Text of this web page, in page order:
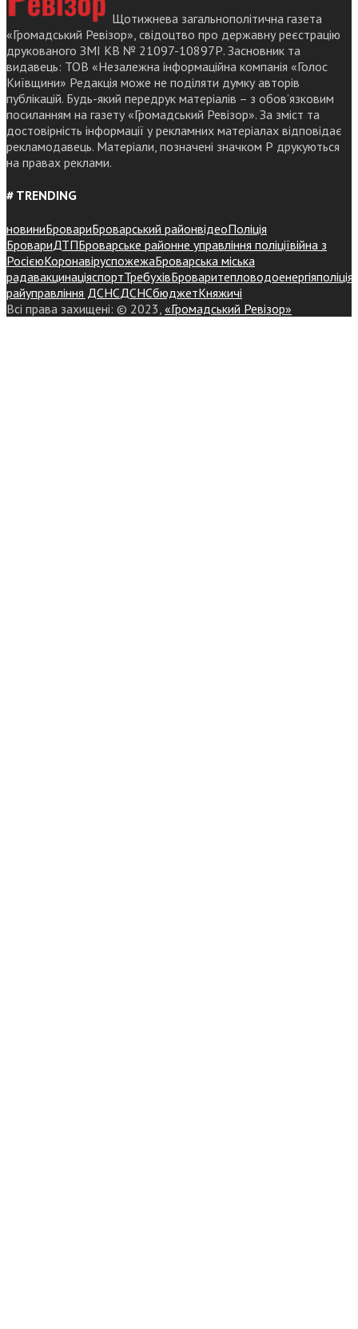
Щотижнева загальнополітична газета
«Громадський Ревізор», свідоцтво про державну реєстрацію
друкованого ЗМІ КВ № 21097-10897Р. Засновник та
видавець: ТОВ «Незалежна інформаційна компанія «Голос
Київщини» Редакція може не поділяти думку авторів
публікацій. Будь-який передрук матеріалів – з обов’язковим
посиланням на газету «Громадський Ревізор». За зміст та
достовірність інформації у рекламних матеріалах відповідає
рекламодавець. Матеріали, позначені значком Р друкуються
на правах реклами.
# TRENDING
новиниБровариБроварський районвідеоПоліція
БровариДТПБроварське районне управління поліціївійна з
РосієюКоронавіруспожежаБроварська міська
радавакцинаціяспортТребухівБроваритепловодоенергіяполіція
райуправління ДСНСДСНСбюджетКняжичі
Всі права захищені: © 2023, «Громадський Ревізор»